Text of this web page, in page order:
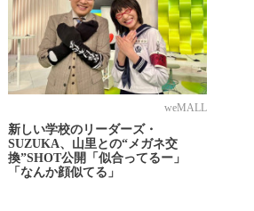
weMALL
新しい学校のリーダーズ・
SUZUKA、山里との“メガネ交
換”SHOT公開「似合ってるー」
「なんか顔似てる」